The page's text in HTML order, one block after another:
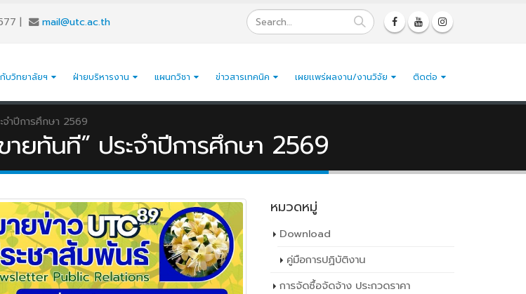
| mail@utc.ac.th
บวิทยาลัยฯ ฝ่ายบริหารงาน แผนกวิชา ข่าวสารเทคนิค เผยเเพร่ผลงาน/งานวิจัย ติดต่อ
ำปีการศึกษา 2569
ยทันที” ประจำปีการศึกษา 2569
หมวดหมู่
Download
คู่มือการปฏิบัติงาน
การจัดซื้อจัดจ้าง ประกวดราคา